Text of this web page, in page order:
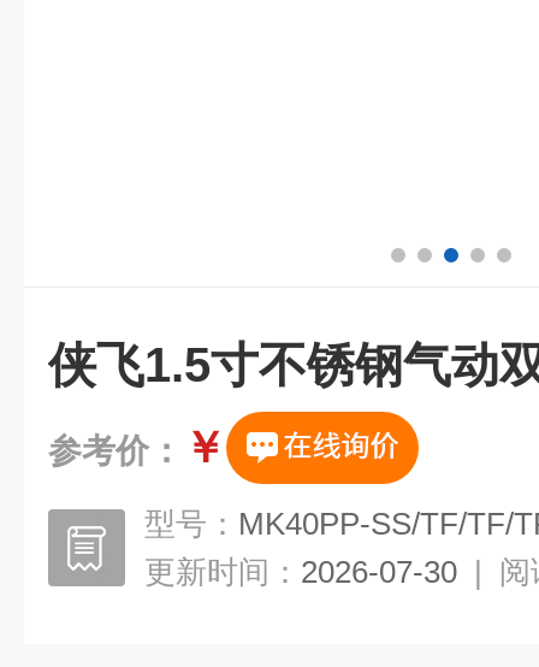
侠飞1.5寸不锈钢气动
参考价： ￥
型号： MK40PP-SS/TF/TF/
更新时间： 2026-07-30 | 阅